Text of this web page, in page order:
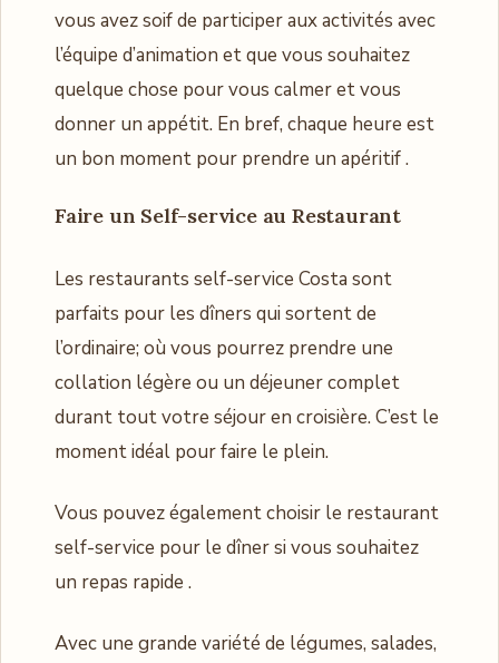
vous avez soif de participer aux activités avec
l’équipe d’animation et que vous souhaitez
quelque chose pour vous calmer et vous
donner un appétit. En bref, chaque heure est
un bon moment pour prendre un apéritif .
Faire un Self-service au Restaurant
Les restaurants self-service Costa sont
parfaits pour les dîners qui sortent de
l’ordinaire; où vous pourrez prendre une
collation légère ou un déjeuner complet
durant tout votre séjour en croisière. C’est le
moment idéal pour faire le plein.
Vous pouvez également choisir le restaurant
self-service pour le dîner si vous souhaitez
un repas rapide .
Avec une grande variété de légumes, salades,